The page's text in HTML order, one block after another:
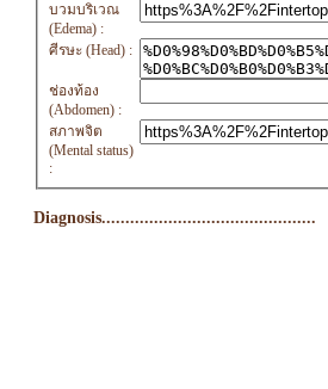
บวมบริเวณ
(Edema) :
ศีรษะ (Head) :
ช่องท้อง
(Abdomen) :
สภาพจิต
(Mental status)
:
Diagnosis.............................................